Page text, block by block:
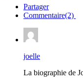
Partager
Commentaire(2)
joelle
La biographie de